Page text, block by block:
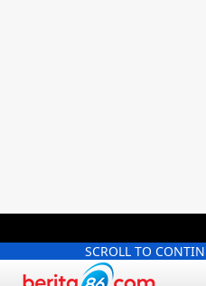
SCROLL TO